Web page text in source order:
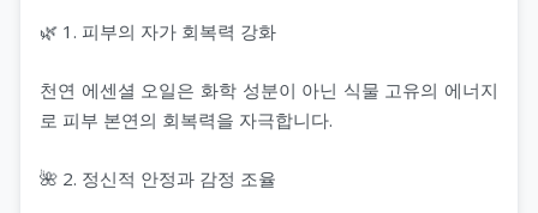
🌿 1. 피부의 자가 회복력 강화
천연 에센셜 오일은 화학 성분이 아닌 식물 고유의 에너지
로 피부 본연의 회복력을 자극합니다.
🌺 2. 정신적 안정과 감정 조율